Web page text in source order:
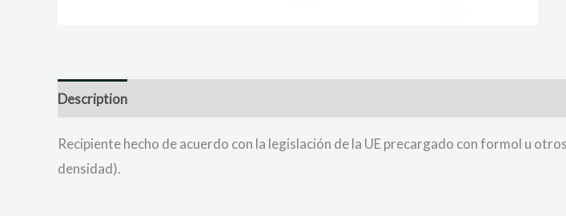
Description
Recipiente hecho de acuerdo con la legislación de la UE precargado con formol u
densidad).